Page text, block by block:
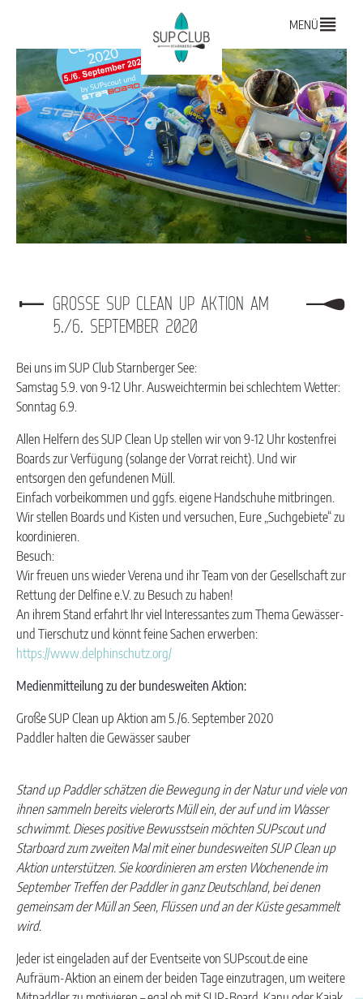
MENÜ
GROSSE SUP CLEAN UP AKTION AM 5
./6. SEPTEMBER 2020
Bei uns im SUP Club Starnberger See:
Samstag 5.9. von 9-12 Uhr. Ausweichtermin bei schlechtem Wetter:
Sonntag 6.9.
Allen Helfern des SUP Clean Up stellen wir von 9-12 Uhr kostenfrei
Boards zur Verfügung (solange der Vorrat reicht). Und wir
entsorgen den gefundenen Müll.
Einfach vorbeikommen und ggfs. eigene Handschuhe mitbringen.
Wir stellen Boards und Kisten und versuchen, Eure „Suchgebiete“ zu
koordinieren.
Besuch:
Wir freuen uns wieder Verena und ihr Team von der Gesellschaft zur
Rettung der Delfine e.V. zu Besuch zu haben!
An ihrem Stand erfahrt Ihr viel Interessantes zum Thema Gewässer-
und Tierschutz und könnt feine Sachen erwerben:
https://www.delphinschutz.org/
Medienmitteilung zu der bundesweiten Aktion:
Große SUP Clean up Aktion am 5./6. September 2020
Paddler halten die Gewässer sauber
Stand up Paddler schätzen die Bewegung in der Natur und viele von
ihnen sammeln bereits vielerorts Müll ein, der auf und im Wasser
schwimmt. Dieses positive Bewusstsein möchten SUPscout und
Starboard zum zweiten Mal mit einer bundesweiten SUP Clean up
Aktion unterstützen. Sie koordinieren am ersten Wochenende im
September Treffen der Paddler in ganz Deutschland, bei denen
gemeinsam der Müll an Seen, Flüssen und an der Küste gesammelt
wird.
Jeder ist eingeladen auf der Eventseite von SUPscout.de eine
Aufräum-Aktion an einem der beiden Tage einzutragen, um weitere